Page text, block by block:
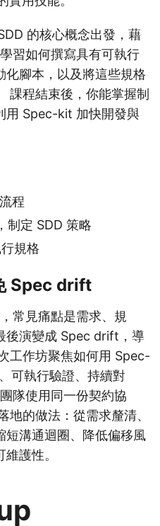
的核心概念出發，藉
習如何撰寫具有可執行
化腳本，以及將這些規格
課程結束後，你能掌握制
用 Spec-kit 加快開發與
程
制定 SDD 策略
規格
Spec drift
常見痛點是需求、規
後演變成 Spec drift，導
工作坊聚焦如何用 Spec-
可執行驗證、持續對
隊使用同一份契約協
地的做法：從需求釐清、
短溝通迴圈、降低偏移風
護性。